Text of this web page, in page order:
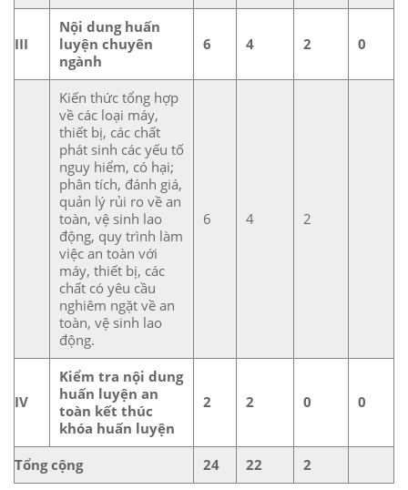
III
Nội dung huấn
luyện chuyên
ngành
6 4 2 0
Kiến thức tổng hợp
về các loại máy,
thiết bị, các chất
phát sinh các yếu tố
nguy hiểm, có hại;
phân tích, đánh giá,
quản lý rủi ro về an
toàn, vệ sinh lao
động, quy trình làm
việc an toàn với
máy, thiết bị, các
chất có yêu cầu
nghiêm ngặt về an
toàn, vệ sinh lao
động.
6 4 2
IV
Kiểm tra nội dung
huấn luyện an
toàn kết thúc
khóa huấn luyện
2 2 0 0
Tổng cộng 24 22 2